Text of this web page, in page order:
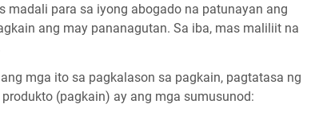
madali para sa iyong abogado na patunayan ang
ang may pananagutan. Sa iba, mas maliliit na
mga ito sa pagkalason sa pagkain, pagtatasa ng
(pagkain) ay ang mga sumusunod: